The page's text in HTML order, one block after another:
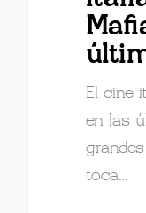
El cine
en las
toca…